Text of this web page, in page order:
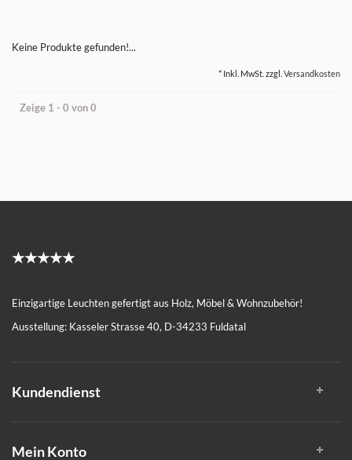
Keine Produkte gefunden!...
* Inkl. MwSt. zzgl. Versandkosten
Zeige 1 - 0 von 0
★★★★★
Einzigartige Leuchten gefertigt aus Holz, Möbel & Wohnzubehör!
Ausstellung: Kasseler Strasse 40, D-34233 Fuldatal
Kundendienst
Mein Konto